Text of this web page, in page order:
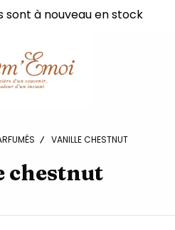
sont à nouveau en stock
VANILLE CHESTNUT
chestnut